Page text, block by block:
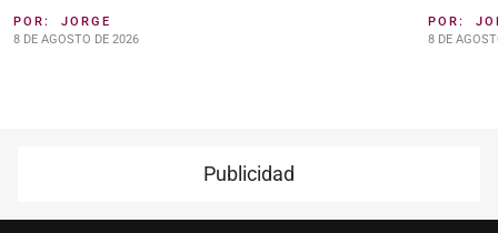
POR: JORGE
8 DE AGOSTO DE 2026
POR:
8 DE
Publicidad